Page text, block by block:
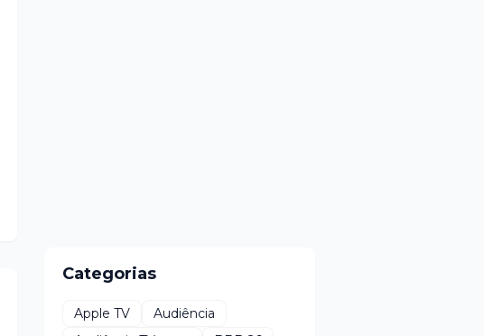
Categorias
Apple TV
Audiência